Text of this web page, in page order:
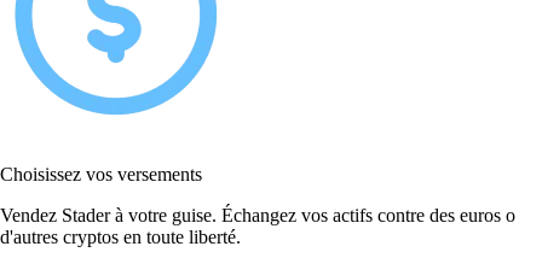
Choisissez vos versements
Vendez Stader à votre guise. Échangez vos actifs contre des euros o
d'autres cryptos en toute liberté.